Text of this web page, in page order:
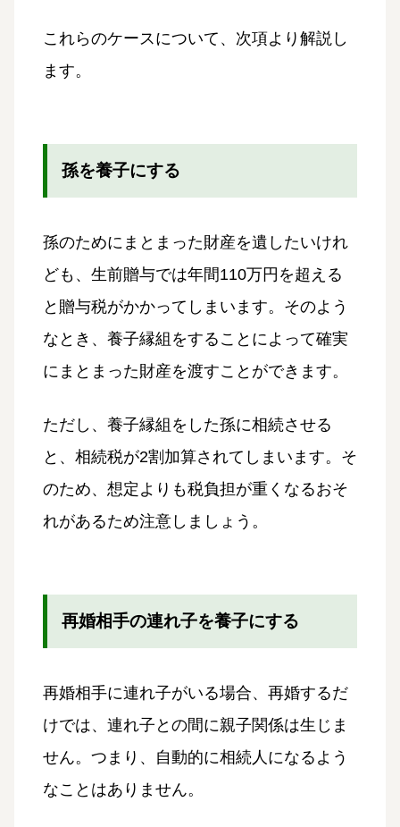
これらのケースについて、次項より解説し
ます。
孫を養子にする
孫のためにまとまった財産を遺したいけれ
ども、生前贈与では年間110万円を超える
と贈与税がかかってしまいます。そのよう
なとき、養子縁組をすることによって確実
にまとまった財産を渡すことができます。
ただし、養子縁組をした孫に相続させる
と、相続税が2割加算されてしまいます。そ
のため、想定よりも税負担が重くなるおそ
れがあるため注意しましょう。
再婚相手の連れ子を養子にする
再婚相手に連れ子がいる場合、再婚するだ
けでは、連れ子との間に親子関係は生じま
せん。つまり、自動的に相続人になるよう
なことはありません。